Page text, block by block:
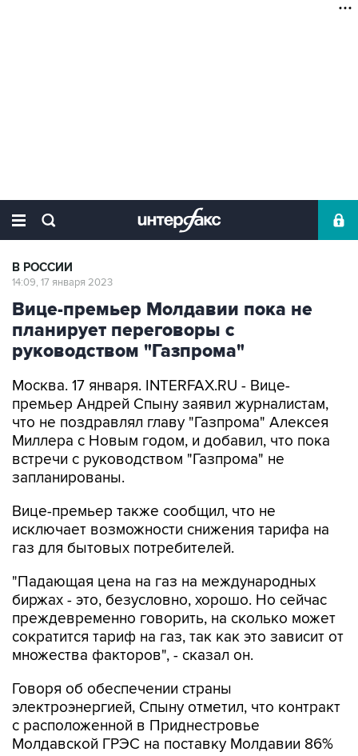
В РОССИИ
14:09, 17 января 2023
Вице-премьер Молдавии пока не
планирует переговоры с
руководством "Газпрома"
Москва. 17 января. INTERFAX.RU - Вице-
премьер Андрей Спыну заявил журналистам,
что не поздравлял главу "Газпрома" Алексея
Миллера с Новым годом, и добавил, что пока
встречи с руководством "Газпрома" не
запланированы.
Вице-премьер также сообщил, что не
исключает возможности снижения тарифа на
газ для бытовых потребителей.
"Падающая цена на газ на международных
биржах - это, безусловно, хорошо. Но сейчас
преждевременно говорить, на сколько может
сократится тариф на газ, так как это зависит от
множества факторов", - сказал он.
Говоря об обеспечении страны
электроэнергией, Спыну отметил, что контракт
с расположенной в Приднестровье
Молдавской ГРЭС на поставку Молдавии 86%